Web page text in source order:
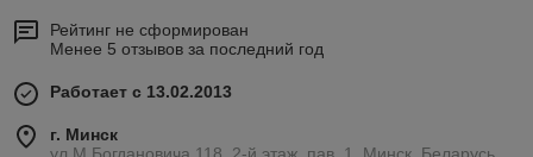
Рейтинг не сформирован
Менее 5 отзывов за последний год
Работает с 13.02.2013
г. Минск
ул.М.Богдановича 118, 2-й этаж, пав. 1, Минск, Беларусь